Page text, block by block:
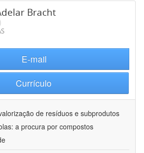
Bracht
E-mail
Currículo
de resíduos e subprodutos
a procura por compostos